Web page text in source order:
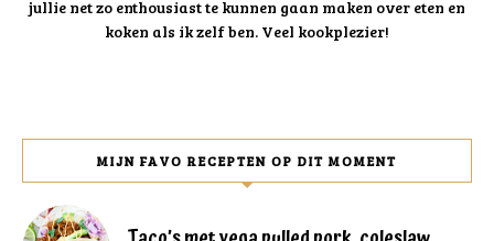
jullie net zo enthousiast te kunnen gaan maken over eten en
koken als ik zelf ben. Veel kookplezier!
MIJN FAVO RECEPTEN OP DIT MOMENT